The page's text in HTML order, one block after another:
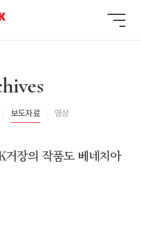
보도자료 영상
장의 작품도 베네치아